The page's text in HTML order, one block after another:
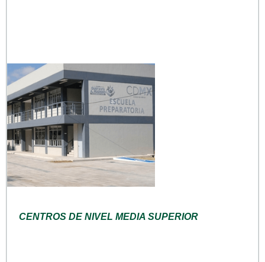
CENTROS DE NIVEL MEDIA SUPERIOR